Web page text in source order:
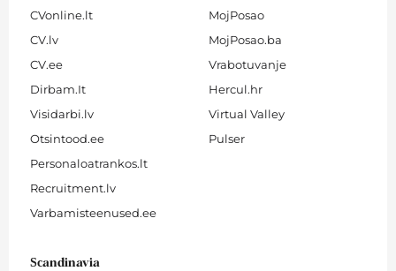
CVonline.lt
CV.lv
CV.ee
Dirbam.It
Visidarbi.lv
Otsintood.ee
Personaloatrankos.lt
Recruitment.lv
Varbamisteenused.ee
MojPosao
MojPosao.ba
Vrabotuvanje
Hercul.hr
Virtual Valley
Pulser
Scandinavia